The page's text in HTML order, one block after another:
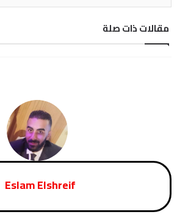
مقالات ذات صلة
Eslam Elshreif